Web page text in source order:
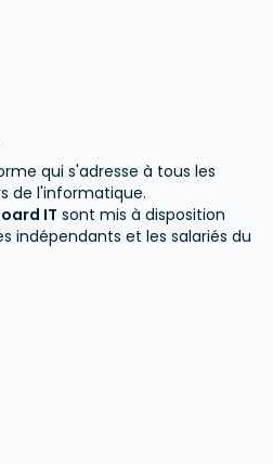
qui s'adresse à tous les
de l'informatique.
IT sont mis à disposition
indépendants et les salariés du